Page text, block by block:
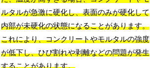
ルタルが急激に硬化し、表面のみが硬化して
内部が未硬化の状態になることがあります。
これにより、コンクリートやモルタルの強度
が低下し、ひび割れや剥離などの問題が発生
することがあります。